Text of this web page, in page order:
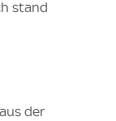
stand
der